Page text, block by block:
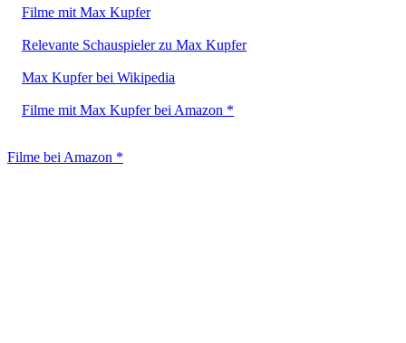
Filme mit Max Kupfer
Relevante Schauspieler zu Max Kupfer
Max Kupfer bei Wikipedia
Filme mit Max Kupfer bei Amazon *
Filme bei Amazon *